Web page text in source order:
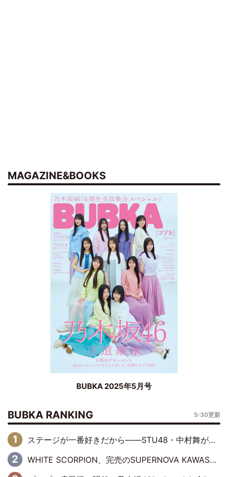
MAGAZINE&BOOKS
BUBKA 2025年5月号
BUBKA RANKING 5:30更新
ステージが一番好きだから――STU48・中村舞が描く“これからの私”
WHITE SCORPION、完売のSUPERNOVA KAWASAKIで沸いた“着席型LIVE” 『BASE Live #16』昼公演リポート